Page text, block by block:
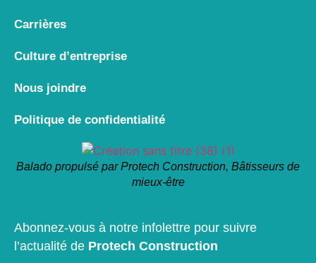
Carrières
Culture d’entreprise
Nous joindre
Politique de confidentialité
Balado propulsé par Protech Construction, Bâtisseurs de
mieux-être
Abonnez-vous à notre infolettre pour suivre
l’actualité de Protech Construction